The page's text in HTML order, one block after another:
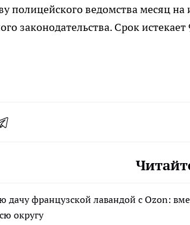
полицейского ведомства месяц
законодательства. Срок истекает
дачу французской лавандой с Ozon:
округу